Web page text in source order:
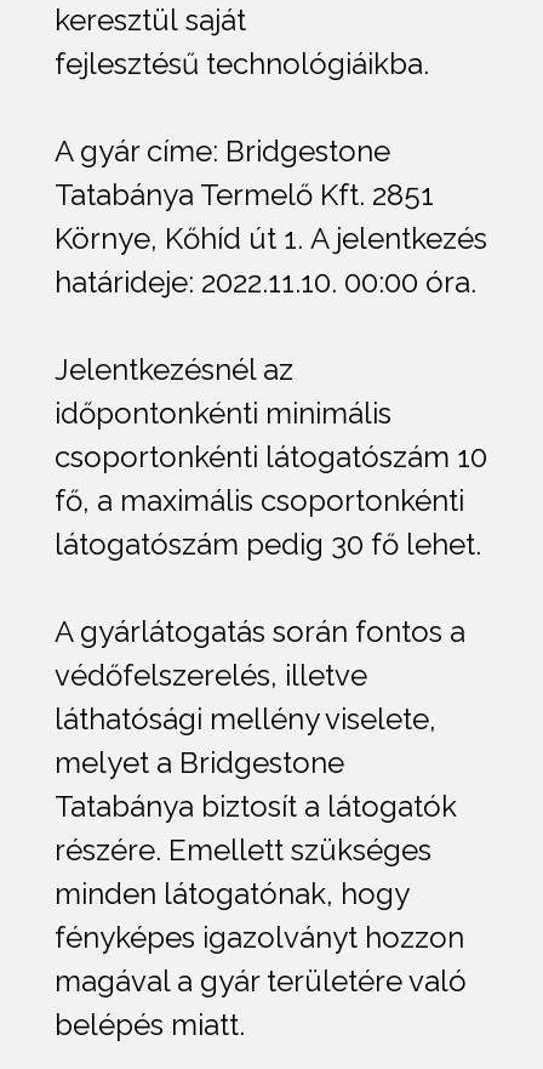
keresztül saját
fejlesztésű technológiáikba.
A gyár címe: Bridgestone
Tatabánya Termelő Kft. 2851
Környe, Kőhíd út 1. A jelentkezés
határideje: 2022.11.10. 00:00 óra.
Jelentkezésnél az
időpontonkénti minimális
csoportonkénti látogatószám 10
fő, a maximális csoportonkénti
látogatószám pedig 30 fő lehet.
A gyárlátogatás során fontos a
védőfelszerelés, illetve
láthatósági mellény viselete,
melyet a Bridgestone
Tatabánya biztosít a látogatók
részére. Emellett szükséges
minden látogatónak, hogy
fényképes igazolványt hozzon
magával a gyár területére való
belépés miatt.